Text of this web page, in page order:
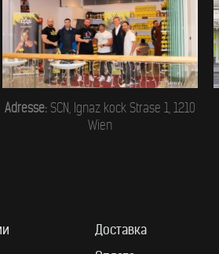
Adresse:SCN, Ignaz kock Strase 1, 1210
Wien
Доставка